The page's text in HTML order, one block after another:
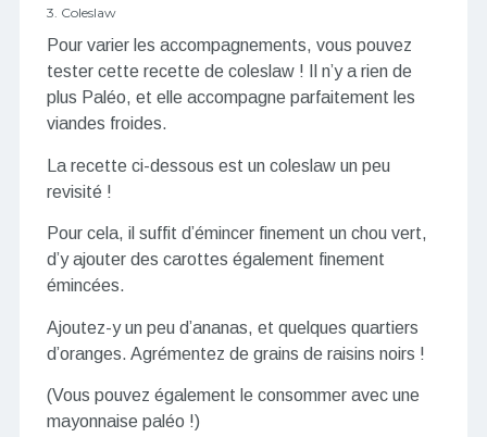
3. Coleslaw
Pour varier les accompagnements, vous pouvez
tester cette recette de coleslaw ! Il n’y a rien de
plus Paléo, et elle accompagne parfaitement les
viandes froides.
La recette ci-dessous est un coleslaw un peu
revisité !
Pour cela, il suffit d’émincer finement un chou vert,
d’y ajouter des carottes également finement
émincées.
Ajoutez-y un peu d’ananas, et quelques quartiers
d’oranges. Agrémentez de grains de raisins noirs !
(Vous pouvez également le consommer avec une
mayonnaise paléo !)